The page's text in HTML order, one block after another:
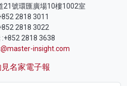
21號環匯廣場10樓1002室
2818 3011
2818 3022
:+852 2818 3638
insight.com
名家電子報